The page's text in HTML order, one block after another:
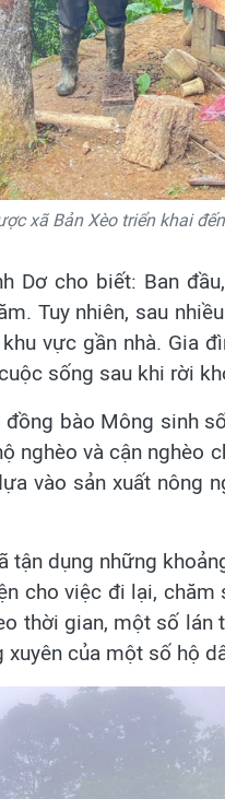
xã Bản Xèo triển khai
Dơ cho biết: Ban
Tuy nhiên, sau
vực gần nhà. Gia
sống sau khi rời
bào Mông sinh
nghèo và cận nghèo
vào sản xuất nông
tận dụng những
cho việc đi lại,
thời gian, một số lán
của một số hộ